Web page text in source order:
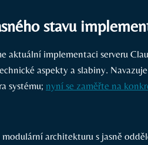
stavu
aktuální implementaci serveru
aspekty a slabiny.
systému; nyní se zaměřte na
architekturu s jasně